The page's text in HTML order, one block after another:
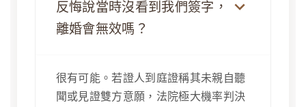
反悔說當時沒看到我們簽字，
離婚會無效嗎？
很有可能。若證人到庭證稱其未親自聽
聞或見證雙方意願，法院極大機率判決